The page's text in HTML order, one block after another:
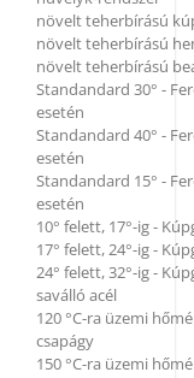
növelt teherbírású
növelt teherbírású
növelt teherbírású
Standandard 30° -
esetén
Standandard 40° -
esetén
Standandard 15° -
esetén
10° felett, 17°-ig -
17° felett, 24°-ig -
24° felett, 32°-ig -
saválló acél
120 °C-ra üzemi
csapágy
150 °C-ra üzemi